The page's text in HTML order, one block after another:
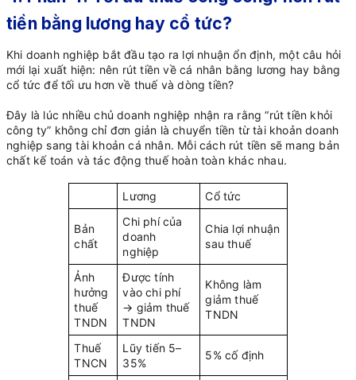
tiền bằng lương hay cổ tức?
Khi doanh nghiệp bắt đầu tạo ra lợi nhuận ổn định, một câu hỏi
mới lại xuất hiện: nên rút tiền về cá nhân bằng lương hay bằng
cổ tức để tối ưu hơn về thuế và dòng tiền?
Đây là lúc nhiều chủ doanh nghiệp nhận ra rằng “rút tiền khỏi
công ty” không chỉ đơn giản là chuyển tiền từ tài khoản doanh
nghiệp sang tài khoản cá nhân. Mỗi cách rút tiền sẽ mang bản
chất kế toán và tác động thuế hoàn toàn khác nhau.
Lương Cổ tức
Bản
chất
Chi phí của
doanh
nghiệp
Chia lợi nhuận
sau thuế
Ảnh
hưởng
thuế
TNDN
Được tính
vào chi phí
→ giảm thuế
TNDN
Không làm
giảm thuế
TNDN
Thuế
TNCN
Lũy tiến 5–
35%
5% cố định